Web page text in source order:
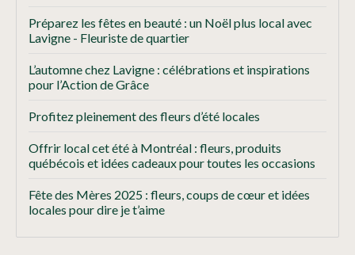
Préparez les fêtes en beauté : un Noël plus local avec
Lavigne - Fleuriste de quartier
L’automne chez Lavigne : célébrations et inspirations
pour l’Action de Grâce
Profitez pleinement des fleurs d’été locales
Offrir local cet été à Montréal : fleurs, produits
québécois et idées cadeaux pour toutes les occasions
Fête des Mères 2025 : fleurs, coups de cœur et idées
locales pour dire je t’aime